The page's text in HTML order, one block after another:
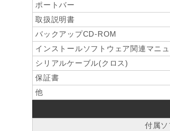
ポートバー
取扱説明書
バックアップCD-ROM
インストールソフトウェア関連マニ
シリアルケーブル(クロス)
保証書
他
付属ソ